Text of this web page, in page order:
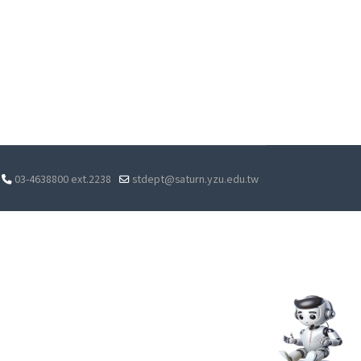
03-4638800 ext.2238 stdept@saturn.yzu.edu.tw